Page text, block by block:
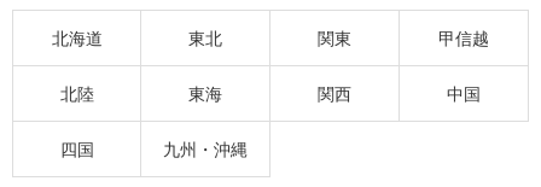
北海道 東北 関東 甲信越
北陸 東海 関西 中国
四国 九州・沖縄